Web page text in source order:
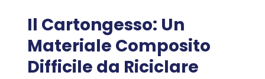
Il Cartongesso: Un
Materiale Composito
Difficile da Riciclare